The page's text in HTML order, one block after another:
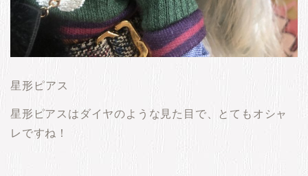
星形ピアス
星形ピアスはダイヤのような見た目で、とてもオシャ
レですね！